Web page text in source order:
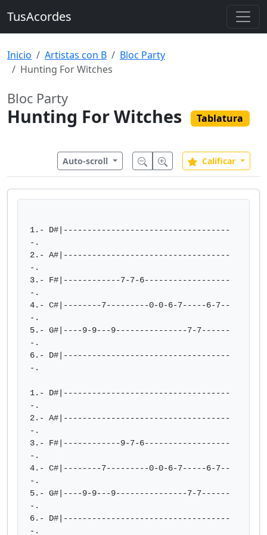
TusAcordes
Inicio Artistas con B
Bloc Party
Hunting For Witches
Bloc Party
Hunting For Witches Tablatura
Auto-scroll Calificar
1.- D#|-----------------------------------
-.
2.- A#|-----------------------------------
-.
3.- F#|------------7-7-6------------------
-.
4.- C#|--------7---------0-0-6-7-----6-7--
-.
5.- G#|----9-9---9---------------7-7------
-.
6.- D#|-----------------------------------
-.
1.- D#|-----------------------------------
-.
2.- A#|-----------------------------------
-.
3.- F#|------------9-7-6------------------
-.
4.- C#|--------7---------0-0-6-7-----6-7--
-.
5.- G#|----9-9---9---------------7-7------
-.
6.- D#|-----------------------------------
-.